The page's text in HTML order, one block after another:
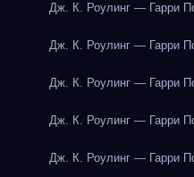
Дж. К. Роулинг — Гарри
Дж. К. Роулинг — Гарри
Дж. К. Роулинг — Гарри
Дж. К. Роулинг — Гарри
Дж. К. Роулинг — Гарри